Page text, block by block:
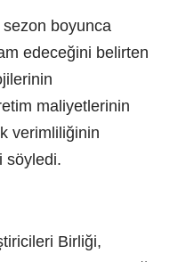
sezon boyunca
edeceğini belirten
maliyetlerinin
verimliliğinin
söyledi.
Birliği,